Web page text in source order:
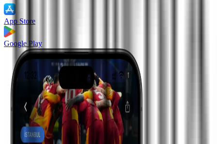
App Store
Google Play